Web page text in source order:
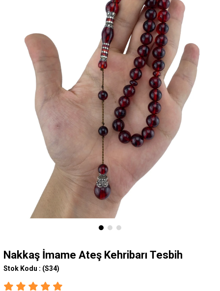
Nakkaş İmame Ateş Kehribarı Tesbih
Stok Kodu : (S34)